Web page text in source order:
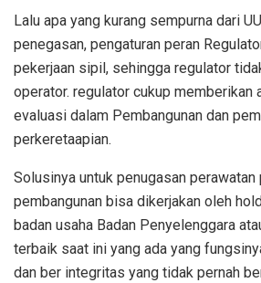
Lalu apa yang kurang sempurna dari
penegasan, pengaturan peran
pekerjaan sipil, sehingga regulator
operator. regulator cukup memberikan
evaluasi dalam Pembangunan dan
perkeretaapian.
Solusinya untuk penugasan perawatan
pembangunan bisa dikerjakan oleh
badan usaha Badan Penyelenggara
terbaik saat ini yang ada yang
dan ber integritas yang tidak pernah